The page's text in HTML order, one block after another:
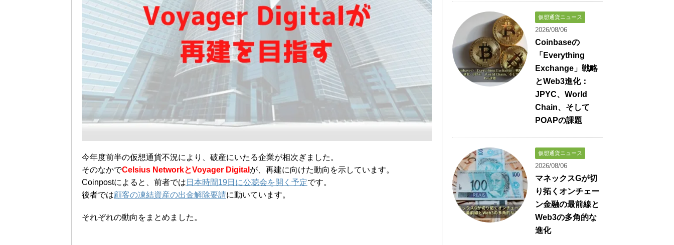
今年度前半の仮想通貨不況により、破産にいたる企業が相次ぎました。
そのなかでCelsius NetworkとVoyager Digital が、再建に向けた動向を示しています。
Coinpostによると、前者では 日本時間19日に公聴会を開く予定です。
後者では顧客の凍結資産の出金解除要請に動いています。
それぞれの動向をまとめました。
仮想通貨ニュース
2026/08/06
Coinbaseの
「Everything
Exchange」戦略
とWeb3進化：
JPYC、World
Chain、そして
POAPの課題
仮想通貨ニュース
2026/08/06
マネックスGが切
り拓くオンチェー
ン金融の最前線と
Web3の多角的な
進化